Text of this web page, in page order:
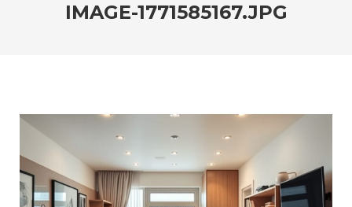
IMAGE-1771585167.JPG